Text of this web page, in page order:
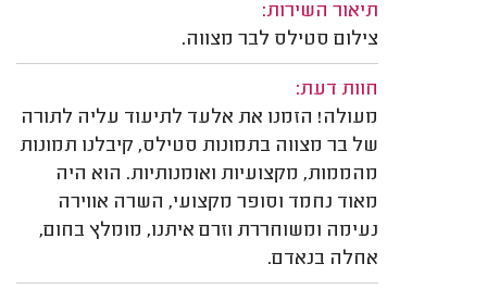
תיאור השירות:
צילום סטילס לבר מצווה.
חוות דעת:
מעולה! הזמנו את אלעד לתיעוד עליה לתורה
של בר מצווה בתמונות סטילס, קיבלנו תמונות
מהממות, מקצועיות ואומנותיות. הוא היה
מאוד נחמד וסופר מקצועי, השרה אווירה
נעימה ומשוחררת וזרם איתנו, מומלץ בחום,
אחלה בנאדם.